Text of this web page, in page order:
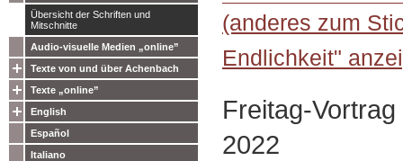
Übersicht der Schriften und
Mitschnitte
Audio-visuelle Medien „online”
Texte von und über Achenbach
Texte „online”
English
Español
Italiano
(anderes zum
Endlichkeit"
Freitag-
2022